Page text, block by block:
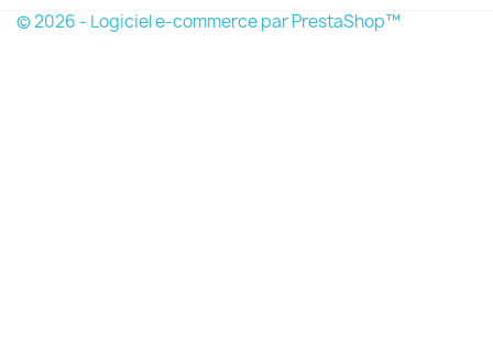
© 2026 - Logiciel e-commerce par PrestaShop™